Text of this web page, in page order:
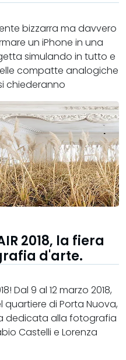
bizzarra ma davvero
un iPhone in una
simulando in tutto e
compatte analogiche
chiederanno
2018, la fiera
d'arte.
Dal 9 al 12 marzo 2018,
quartiere di Porta Nuova,
dedicata alla fotografia
Castelli e Lorenza